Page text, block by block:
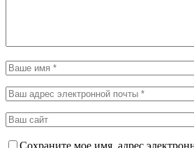
Сохраните мое имя, адрес